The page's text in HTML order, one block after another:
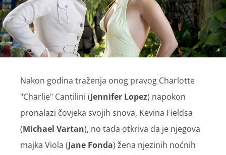
Nakon godina traženja onog pravog Charlotte
"Charlie" Cantilini (Jennifer Lopez) napokon
pronalazi čovjeka svojih snova, Kevina Fieldsa
(Michael Vartan), no tada otkriva da je njegova
majka Viola (Jane Fonda) žena njezinih noćnih